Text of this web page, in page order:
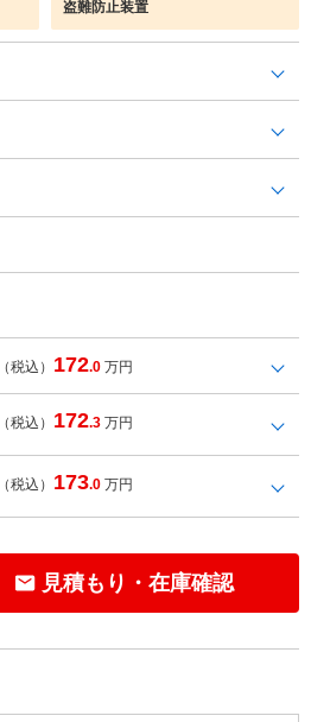
盗難防止装置
税込） 172.0 万円
税込） 172.3 万円
税込） 173.0 万円
見積もり・在庫確認